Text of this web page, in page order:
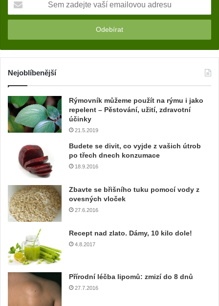
m
a
d
j
v
a
š
í
l
v
o
d
r
Nejoblíbenější
Rýmovník můžeme použít na rýmu i jako
repelent – Pěstování, užití, zdravotní
účinky
21.5.2019
Budete se divit, co vyjde z vašich útrob
po třech dnech konzumace
18.9.2016
Zbavte se břišního tuku pomocí vody z
ovesných vloček
27.6.2016
Recept nad zlato. Dámy, 10 kilo dole!
4.8.2017
Přírodní léčba lipomů: zmizí do 8 dnů
27.7.2016